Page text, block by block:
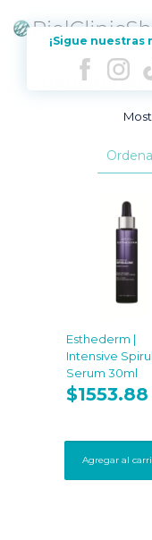
Suero
Esthederm |
Intensive
Serum 30ml
$1553.88
Agregar al
¡Sigue nuestras